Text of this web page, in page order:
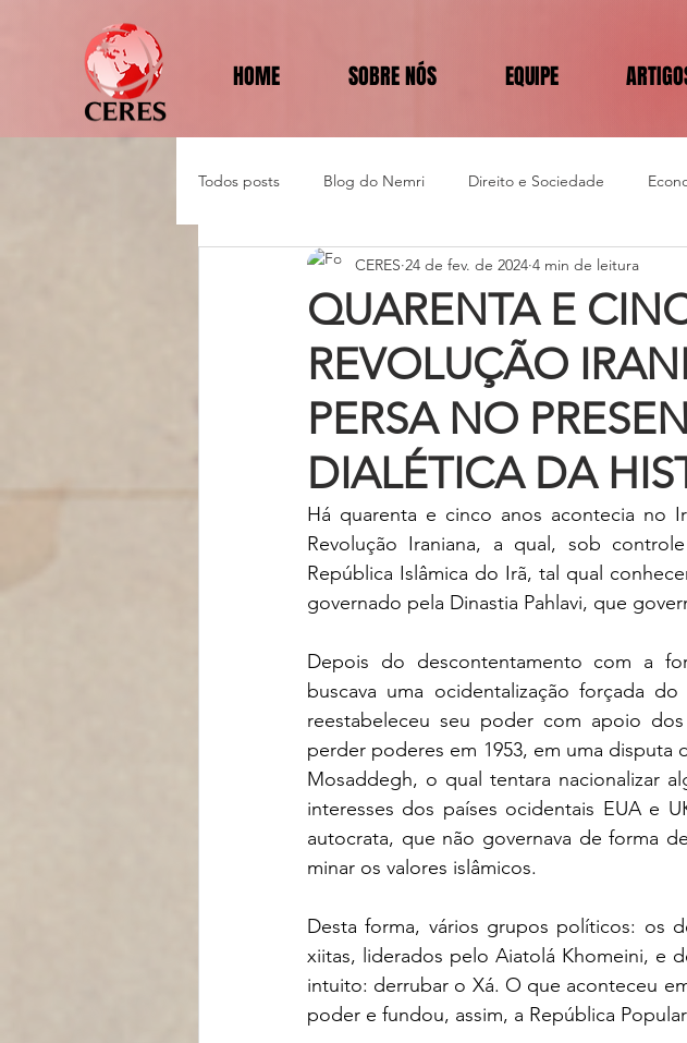
HOME SOBRE NÓS EQUIPE
Todos posts Blog do Nemri Direito e Sociedade
Política e Diplomacia
QUARENTA E
REVOLUÇÃO
PERSA NO
DIALÉTICA DA
CERES 24 de fev. de 2024 4 min de leitura
Há quarenta e cinco anos acontecia no
Revolução Iraniana, a qual, sob
República Islâmica do Irã, tal qual
governado pela Dinastia Pahlavi, que
Depois do descontentamento com a
buscava uma ocidentalização forçada
reestabeleceu seu poder com apoio
perder poderes em 1953, em uma
Mosaddegh, o qual tentara nacionalizar
interesses dos países ocidentais EUA e
autocrata, que não governava de forma
minar os valores islâmicos.
Desta forma, vários grupos políticos: os
xiitas, liderados pelo Aiatolá Khomeini, e
intuito: derrubar o Xá. O que aconteceu
poder e fundou, assim, a República